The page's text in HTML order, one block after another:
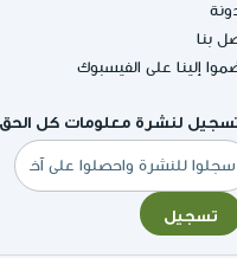
بنا
إلينا على الفيسبوك
لنشرة معلومات كل الحق
تسجيل